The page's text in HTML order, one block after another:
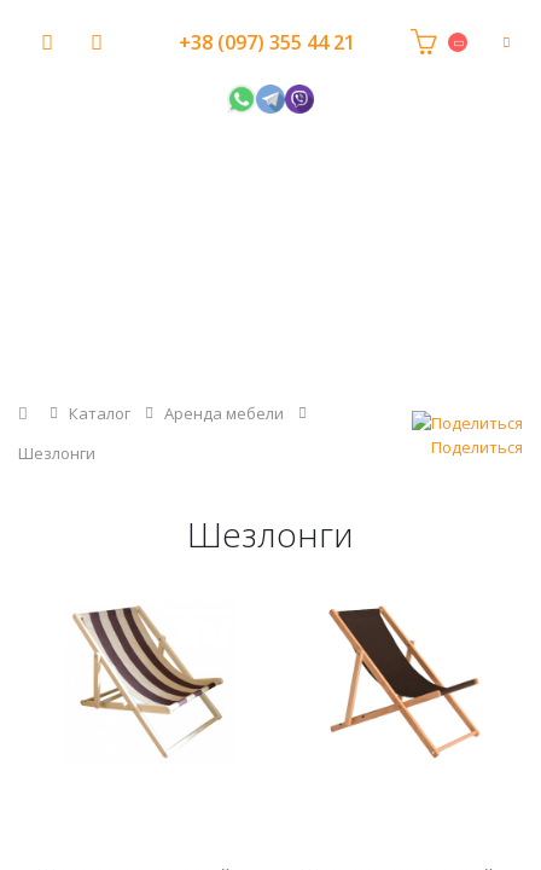
+38 (097) 355 44 21
Главная
Каталог
Аренда мебели
Шезлонги
Поделиться
Шезлонги